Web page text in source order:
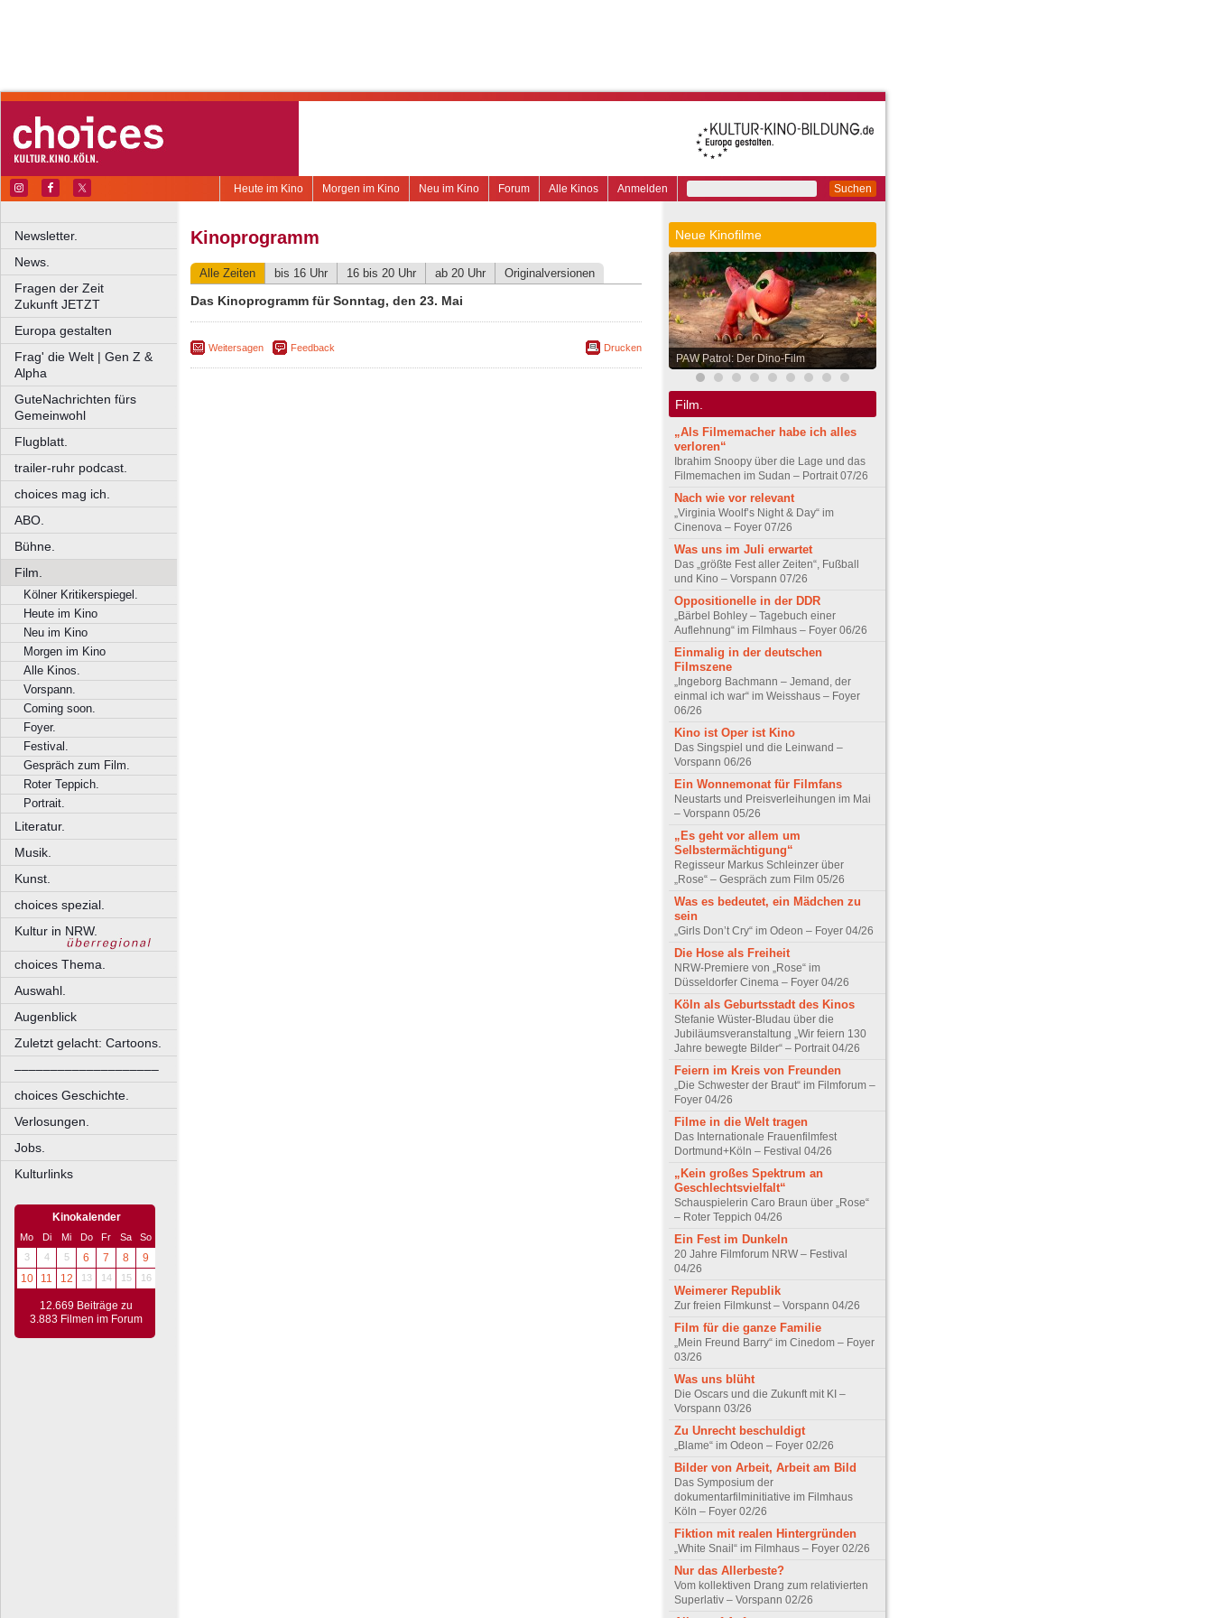
Suchen
Anmelden
Alle Kinos
Forum
Neu im Kino
Morgen im Kino
Heute im Kino
Newsletter.
News.
Fragen der Zeit
Zukunft JETZT
Europa gestalten
Frag' die Welt | Gen Z &
Alpha
GuteNachrichten fürs
Gemeinwohl
Flugblatt.
trailer-ruhr podcast.
choices mag ich.
ABO.
Bühne.
Film.
Kölner Kritikerspiegel.
Heute im Kino
Neu im Kino
Morgen im Kino
Alle Kinos.
Vorspann.
Coming soon.
Foyer.
Festival.
Gespräch zum Film.
Roter Teppich.
Portrait.
Literatur.
Musik.
Kunst.
choices spezial.
Kultur in NRW.
choices Thema.
Auswahl.
Augenblick
Zuletzt gelacht: Cartoons.
––––––––––––––––––––
choices Geschichte.
Verlosungen.
Jobs.
Kulturlinks
Kinokalender
Mo Di Mi Do Fr Sa
So
3
4 5 6 7 8
9
10
11 12 13 14 15 16
12.669 Beiträge zu
3.883 Filmen im Forum
Kinoprogramm
Alle Zeiten bis 16 Uhr 16 bis 20 Uhr ab 20 Uhr Originalversionen
Das Kinoprogramm für Sonntag, den 23. Mai
Weitersagen Feedback Drucken
Neue Kinofilme
PAW Patrol: Der Dino-Film
Film.
„Als Filmemacher habe ich alles
verloren“
Ibrahim Snoopy über die Lage und das
Filmemachen im Sudan – Portrait 07/26
Nach wie vor relevant
„Virginia Woolf’s Night & Day“ im
Cinenova – Foyer 07/26
Was uns im Juli erwartet
Das „größte Fest aller Zeiten“, Fußball
und Kino – Vorspann 07/26
Oppositionelle in der DDR
„Bärbel Bohley – Tagebuch einer
Auflehnung“ im Filmhaus – Foyer 06/26
Einmalig in der deutschen
Filmszene
„Ingeborg Bachmann – Jemand, der
einmal ich war“ im Weisshaus – Foyer
06/26
Kino ist Oper ist Kino
Das Singspiel und die Leinwand –
Vorspann 06/26
Ein Wonnemonat für Filmfans
Neustarts und Preisverleihungen im Mai
– Vorspann 05/26
„Es geht vor allem um
Selbstermächtigung“
Regisseur Markus Schleinzer über
„Rose“ – Gespräch zum Film 05/26
Was es bedeutet, ein Mädchen zu
sein
„Girls Don’t Cry“ im Odeon – Foyer 04/26
Die Hose als Freiheit
NRW-Premiere von „Rose“ im
Düsseldorfer Cinema – Foyer 04/26
Köln als Geburtsstadt des Kinos
Stefanie Wüster-Bludau über die
Jubiläumsveranstaltung „Wir feiern 130
Jahre bewegte Bilder“ – Portrait 04/26
Feiern im Kreis von Freunden
„Die Schwester der Braut“ im Filmforum –
Foyer 04/26
Filme in die Welt tragen
Das Internationale Frauenfilmfest
Dortmund+Köln – Festival 04/26
„Kein großes Spektrum an
Geschlechtsvielfalt“
Schauspielerin Caro Braun über „Rose“
– Roter Teppich 04/26
Ein Fest im Dunkeln
20 Jahre Filmforum NRW – Festival
04/26
Weimerer Republik
Zur freien Filmkunst – Vorspann 04/26
Film für die ganze Familie
„Mein Freund Barry“ im Cinedom – Foyer
03/26
Was uns blüht
Die Oscars und die Zukunft mit KI –
Vorspann 03/26
Zu Unrecht beschuldigt
„Blame“ im Odeon – Foyer 02/26
Bilder von Arbeit, Arbeit am Bild
Das Symposium der
dokumentarfilminitiative im Filmhaus
Köln – Foyer 02/26
Fiktion mit realen Hintergründen
„White Snail“ im Filmhaus – Foyer 02/26
Nur das Allerbeste?
Vom kollektiven Drang zum relativierten
Superlativ – Vorspann 02/26